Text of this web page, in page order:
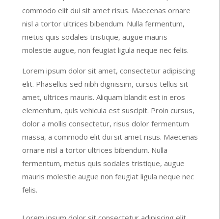
commodo elit dui sit amet risus. Maecenas ornare
nisl a tortor ultrices bibendum. Nulla fermentum,
metus quis sodales tristique, augue mauris
molestie augue, non feugiat ligula neque nec felis.
Lorem ipsum dolor sit amet, consectetur adipiscing
elit. Phasellus sed nibh dignissim, cursus tellus sit
amet, ultrices mauris. Aliquam blandit est in eros
elementum, quis vehicula est suscipit. Proin cursus,
dolor a mollis consectetur, risus dolor fermentum
massa, a commodo elit dui sit amet risus. Maecenas
ornare nisl a tortor ultrices bibendum. Nulla
fermentum, metus quis sodales tristique, augue
mauris molestie augue non feugiat ligula neque nec
felis.